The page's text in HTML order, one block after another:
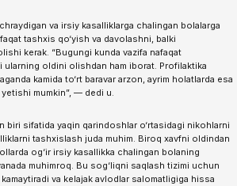
va irsiy kasalliklarga chalingan bolalarga
tashxis qo‘yish va davolashni, balki
kerak. “Bugungi kunda vazifa nafaqat
ularning oldini olishdan ham iborat. Profilaktika
kamida to‘rt baravar arzon, ayrim holatlarda esa
mumkin”, — dedi u.
biri sifatida yaqin qarindoshlar o‘rtasidagi nikohlarni
tashxislash juda muhim. Biroq xavfni oldindan
og‘ir irsiy kasallikka chalingan bolaning
muhimroq. Bu sog‘liqni saqlash tizimi uchun
va kelajak avlodlar salomatligiga hissa